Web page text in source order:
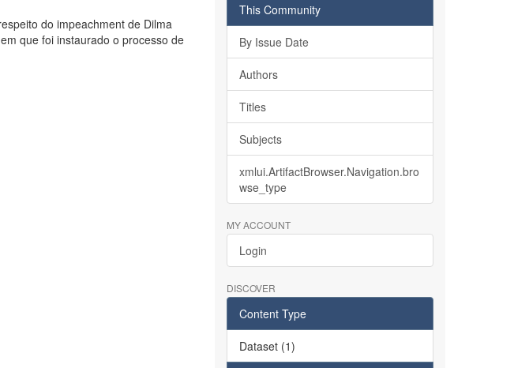
do impeachment de Dilma
que foi instaurado o processo de
This Community
By Issue Date
Authors
Titles
Subjects
xmlui.ArtifactBrowser.Navigation.bro
wse_type
MY ACCOUNT
Login
DISCOVER
Content Type
Dataset (1)